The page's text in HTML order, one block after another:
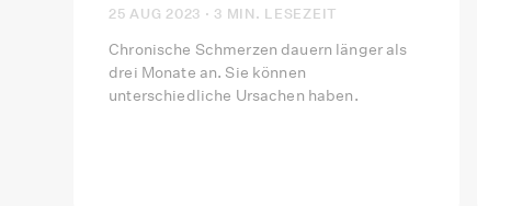
25 AUG 2023 · 3 MIN. LESEZEIT
Chronische Schmerzen dauern länger als
drei Monate an. Sie können
unterschiedliche Ursachen haben.